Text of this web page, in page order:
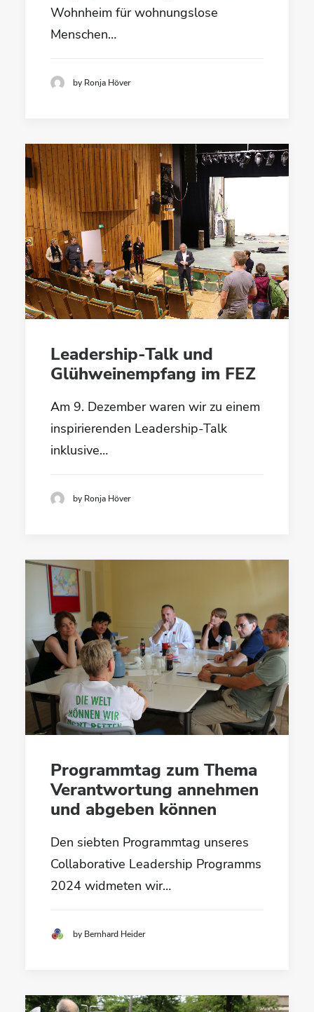
Wohnheim für wohnungslose
Menschen…
by Ronja Höver
Leadership-Talk und
Glühweinempfang im FEZ
Am 9. Dezember waren wir zu einem
inspirierenden Leadership-Talk
inklusive…
by Ronja Höver
Programmtag zum Thema
Verantwortung annehmen
und abgeben können
Den siebten Programmtag unseres
Collaborative Leadership Programms
2024 widmeten wir…
by Bernhard Heider